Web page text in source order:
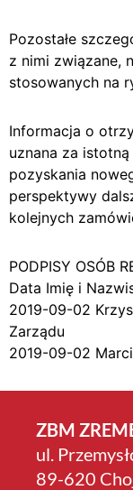
Pozostałe
z nimi związane,
stosowanych na
Informacja o
uznana za
pozyskania
perspektywy
kolejnych
PODPISY OSÓB
Data Imię i
2019-09-02
Zarządu
2019-09-02
ZBM
ul.
89-620